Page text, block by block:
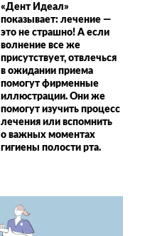
«Дент Идеал»
показывает: лечение —
это не страшно! А если
волнение все же
присутствует, отвлечься
в ожидании приема
помогут фирменные
иллюстрации. Они же
помогут изучить процесс
лечения или вспомнить
о важных моментах
гигиены полости рта.